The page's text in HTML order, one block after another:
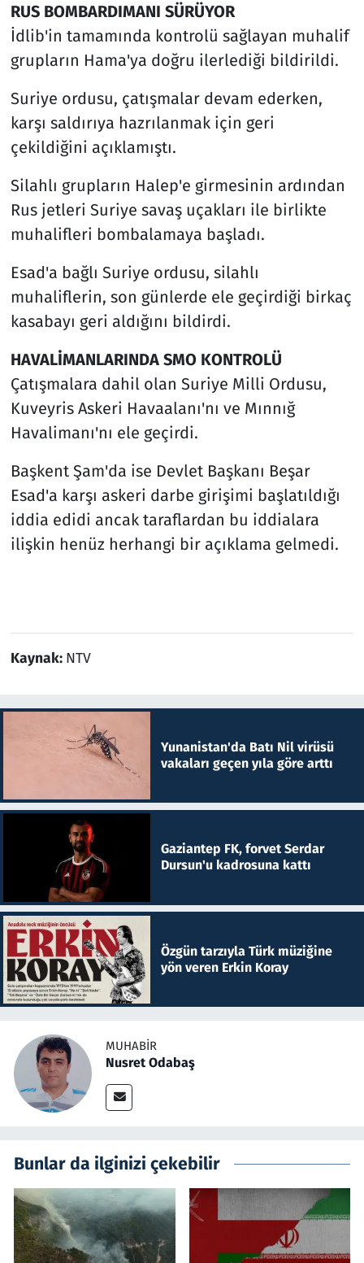
RUS BOMBARDIMANI SÜRÜYOR
İdlib'in tamamında kontrolü sağlayan muhalif
grupların Hama'ya doğru ilerlediği bildirildi.
Suriye ordusu, çatışmalar devam ederken,
karşı saldırıya hazrılanmak için geri
çekildiğini açıklamıştı.
Silahlı grupların Halep'e girmesinin ardından
Rus jetleri Suriye savaş uçakları ile birlikte
muhalifleri bombalamaya başladı.
Esad'a bağlı Suriye ordusu, silahlı
muhaliflerin, son günlerde ele geçirdiği birkaç
kasabayı geri aldığını bildirdi.
HAVALİMANLARINDA SMO KONTROLÜ
Çatışmalara dahil olan Suriye Milli Ordusu,
Kuveyris Askeri Havaalanı'nı ve Mınnığ
Havalimanı'nı ele geçirdi.
Başkent Şam'da ise Devlet Başkanı Beşar
Esad'a karşı askeri darbe girişimi başlatıldığı
iddia edidi ancak taraflardan bu iddialara
ilişkin henüz herhangi bir açıklama gelmedi.
Kaynak: NTV
Yunanistan'da Batı Nil virüsü
vakaları geçen yıla göre arttı
Gaziantep FK, forvet Serdar
Dursun'u kadrosuna kattı
Özgün tarzıyla Türk müziğine
yön veren Erkin Koray
MUHABIR
Nusret Odabaş
Bunlar da ilginizi çekebilir